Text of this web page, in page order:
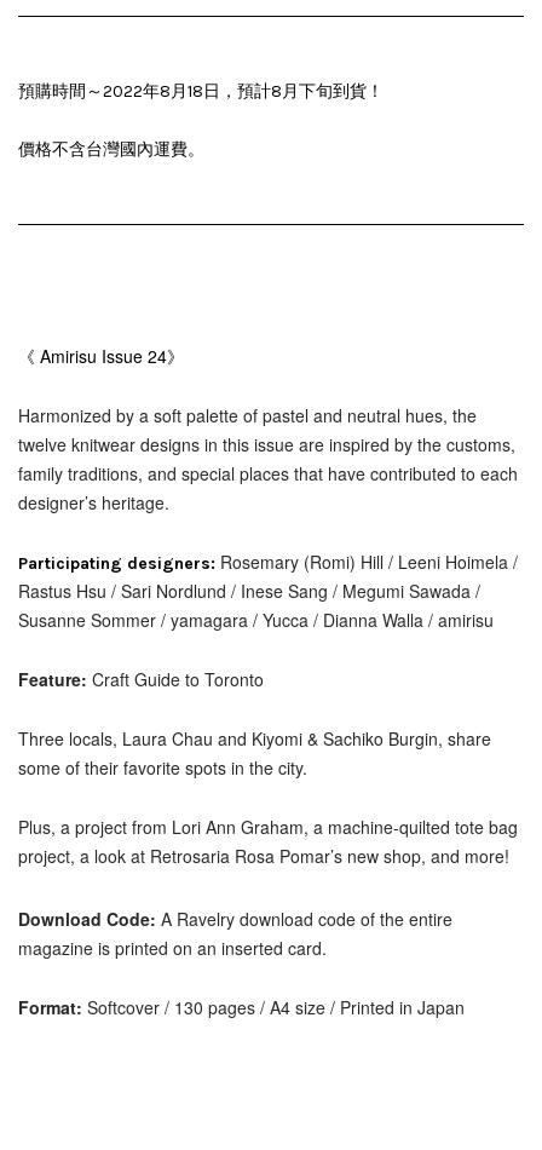
預購時間～2022年8月18日，預計8月下旬到貨！
價格不含台灣國內運費。
《 Amirisu Issue 24》
Harmonized by a soft palette of pastel and neutral hues, the
twelve knitwear designs in this issue are inspired by the customs,
family traditions, and special places that have contributed to each
designer’s heritage.
Participating designers: Rosemary (Romi) Hill / Leeni Hoimela /
Rastus Hsu / Sari Nordlund / Inese Sang / Megumi Sawada /
Susanne Sommer / yamagara / Yucca / Dianna Walla / amirisu
Feature: Craft Guide to Toronto
Three locals, Laura Chau and Kiyomi & Sachiko Burgin, share
some of their favorite spots in the city.
Plus, a project from Lori Ann Graham, a machine-quilted tote bag
project, a look at Retrosaria Rosa Pomar’s new shop, and more!
Download Code: A Ravelry download code of the entire
magazine is printed on an inserted card.
Format: Softcover / 130 pages / A4 size / Printed in Japan